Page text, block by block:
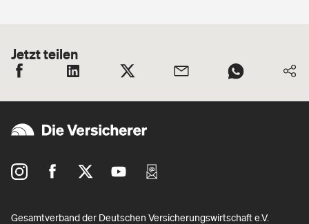
Jetzt teilen
Gesamtverband der Deutschen Versicherungswirtschaft e.V.